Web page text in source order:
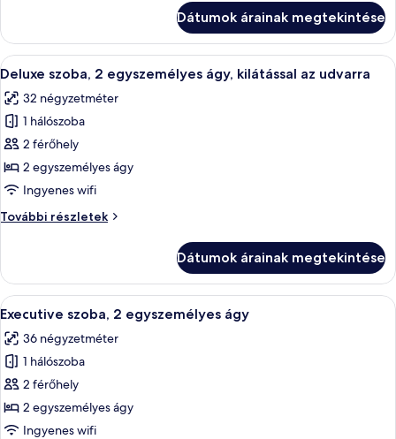
méretű)
franciaágy,
kilátással
az
udvarra
(extra
méretű)
franciaágy,
az
udvarra
részletei
Dátumok árainak megtekintése
A
következő
szoba
összes
képének
megtekintése:
Deluxe
2
kilátással
az
udvarra
Egy modern fürőszoba márvány
5
Deluxe szoba, 2 egyszemélyes ágy, kilátással az udvarra
32 négyzetméter
1 hálószoba
2 férőhely
2 egyszemélyes ágy
Ingyenes wifi
További részletek
Deluxe
ágy,
kilátással
az
további
részletei
Dátumok árainak megtekintése
A
következő
szoba
összes
képének
megtekintése:
Executive
Egy szállodai szoba, amelyben egy
8
Executive szoba, 2 egyszemélyes ágy
36 négyzetméter
1 hálószoba
2 férőhely
2 egyszemélyes ágy
Ingyenes wifi